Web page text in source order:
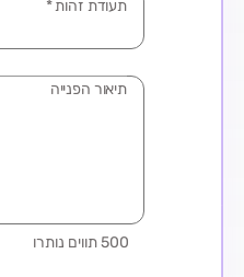
תעודת זהות*
בחר עיר שבו תרצה
תיאור הפנייה
500 תווים נותרו